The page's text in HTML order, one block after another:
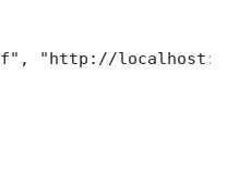
"http://